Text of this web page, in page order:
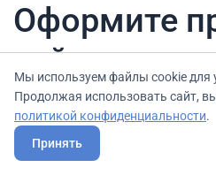
Оформите
сейчас
Нашли вариант
об этом, и мы
Мы используем файлы cookie для
Продолжая использовать сайт,
политикой конфиденциальности.
Принять